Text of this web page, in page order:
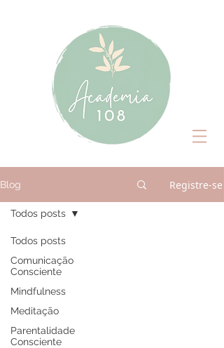
Blog Registre-se
Todos posts
Comunicação
Consciente
Mindfulness
Meditação
Parentalidade
Consciente
Todos posts